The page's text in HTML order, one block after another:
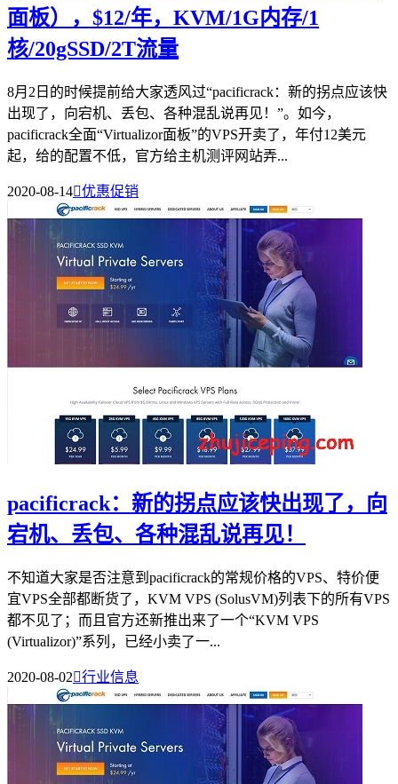
面板），$12/年，KVM/1G内存/1
核/20gSSD/2T流量
8月2日的时候提前给大家透风过“pacificrack：新的拐点应该快
出现了，向宕机、丢包、各种混乱说再见！”。如今，
pacificrack全面“Virtualizor面板”的VPS开卖了，年付12美元
起，给的配置不低，官方给主机测评网站弄...
2020-08-14优惠促销
pacificrack：新的拐点应该快出现了，向
宕机、丢包、各种混乱说再见！
不知道大家是否注意到pacificrack的常规价格的VPS、特价便
宜VPS全部都断货了，KVM VPS (SolusVM)列表下的所有VPS
都不见了；而且官方还新推出来了一个“KVM VPS
(Virtualizor)”系列，已经小卖了一...
2020-08-02行业信息